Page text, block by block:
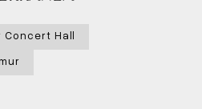
Concert Hall